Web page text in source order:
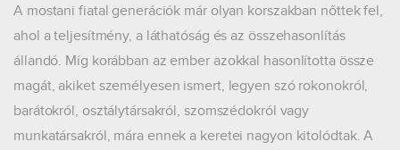
A mostani fiatal generációk már olyan korszakban nőttek fel,
ahol a teljesítmény, a láthatóság és az összehasonlítás
állandó. Míg korábban az ember azokkal hasonlította össze
magát, akiket személyesen ismert, legyen szó rokonokról,
barátokról, osztálytársakról, szomszédokról vagy
munkatársakról, mára ennek a keretei nagyon kitolódtak. A